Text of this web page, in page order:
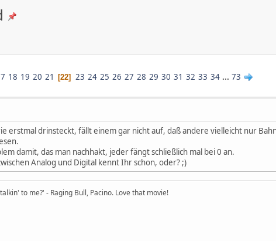
18 19 20 21 22 23 24 25 26 27 28 29 30 31 32 33 34 ... 73
erstmal drinsteckt, fällt einem gar nicht auf, daß andere vielleicht nur
damit, das man nachhakt, jeder fängt schließlich mal bei 0 an.
Analog und Digital kennt Ihr schon, oder? ;)
to me?' - Raging Bull, Pacino. Love that movie!